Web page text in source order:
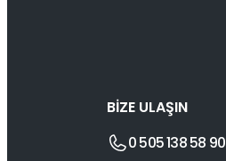
BİZE ULAŞIN
0 505 138 58 90